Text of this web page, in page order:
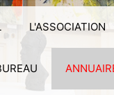
L'ASSOCIATION